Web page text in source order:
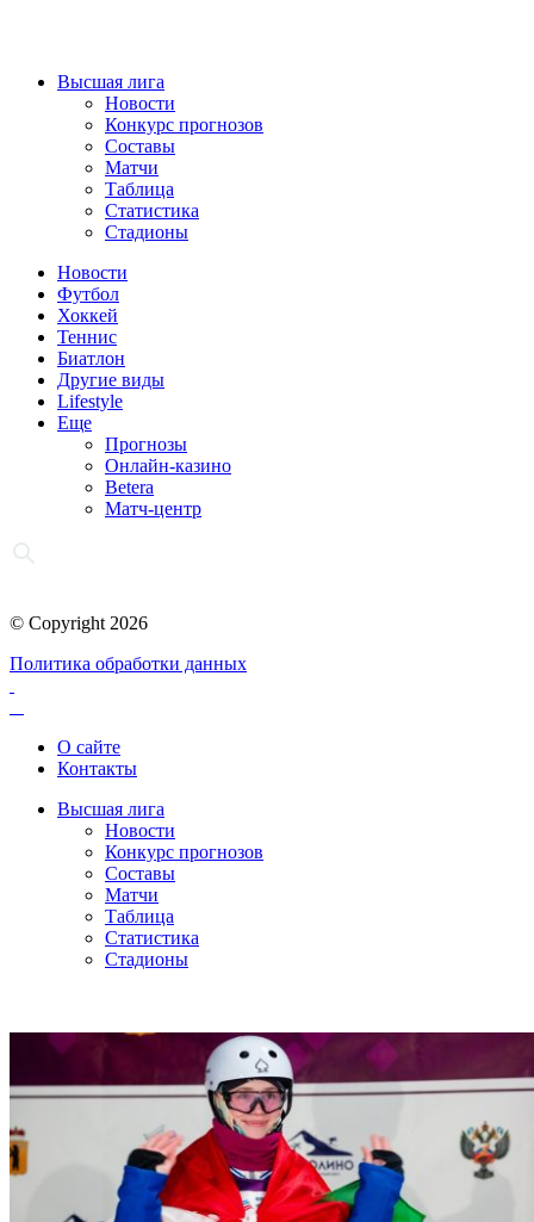
Высшая лига
Новости
Конкурс прогнозов
Составы
Матчи
Таблица
Статистика
Стадионы
Новости
Футбол
Хоккей
Теннис
Биатлон
Другие виды
Lifestyle
Еще
Прогнозы
Онлайн-казино
Betera
Матч-центр
© Copyright 2026
Политика обработки данных
О сайте
Контакты
Высшая лига
Новости
Конкурс прогнозов
Составы
Матчи
Таблица
Статистика
Стадионы